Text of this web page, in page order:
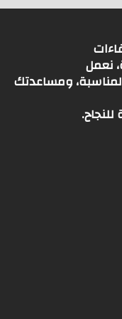
نعمل
ومساعدتك